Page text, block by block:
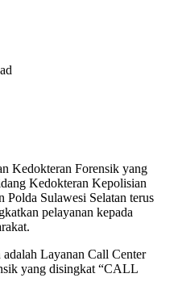
Kedokteran Forensik yang
Kedokteran Kepolisian
Sulawesi Selatan terus
pelayanan kepada
Layanan Call Center
yang disingkat “CALL